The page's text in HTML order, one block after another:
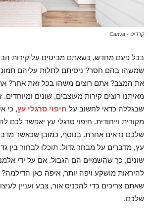
קרדיט - Canva
בכל פעם מחדש, כשאתם מביטים על קירות
שמשהו בהם חסר? ניסיתם לתלות עליהם
את המצב? אתם רוצים משהו בכל זאת אחר?
מאיתנו רוצים קירות מעוצבים, שונים ומיוחדים.
שבגללה כדאי לחשוב על חיפוי סרגלי עץ, כי
מקורית וייחודית. חיפוי סרגלי עץ יאפשר לכם
שלכם נראים אחרת. בנוסף, כמובן שכאשר
עץ, מדברים על מבחר גדול. תוכלו לבחור בין
שונים, כך שהשמיים הם הגבול. אם על ידי
להיראות מושקע ויפה יותר, איפה כאן
שאתם צריכים כדי להכניס אור, צבע ועניין
שלכם.